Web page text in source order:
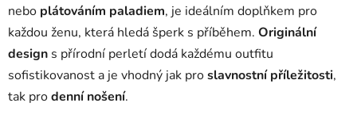
nebo plátováním paladiem, je ideálním doplňkem pro
každou ženu, která hledá šperk s příběhem. Originální
design s přírodní perletí dodá každému outfitu
sofistikovanost a je vhodný jak proslavnostní příležitosti,
tak prodenní nošení.